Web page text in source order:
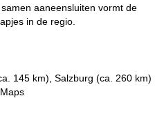
aaneensluiten vormt de
in de regio.
145 km), Salzburg (ca. 260 km)